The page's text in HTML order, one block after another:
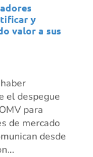
y
valor a sus
el despegue
para
de mercado
desde